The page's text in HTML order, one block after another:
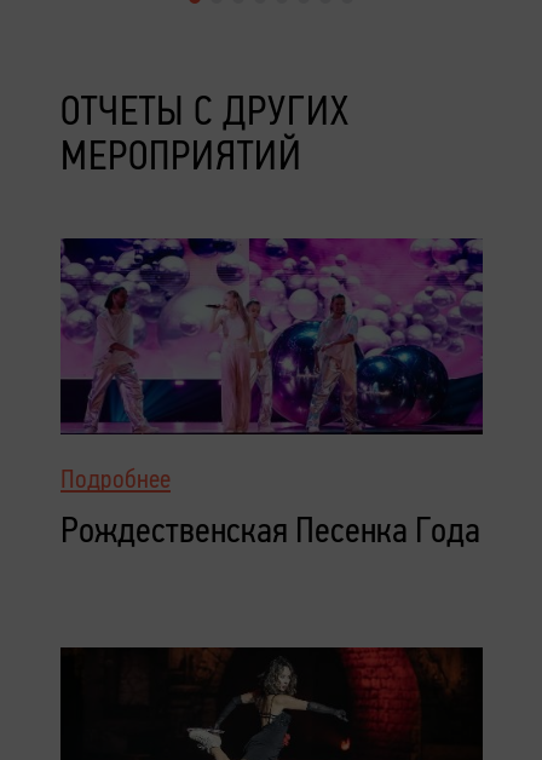
ОТЧЕТЫ С ДРУГИХ
МЕРОПРИЯТИЙ
Подробнее
Рождественская Песенка Года